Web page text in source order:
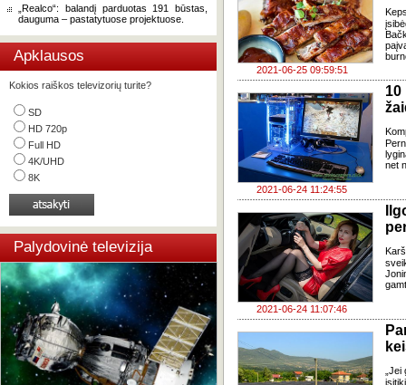
„Realco“: balandį parduotas 191 būstas,
dauguma – pastatytuose projektuose.
Apklausos
Kokios raiškos televizorių turite?
SD
HD 720p
Full HD
4K/UHD
8K
Palydovinė televizija
2021-06-25 09:59:51
2021-06-24 11:24:55
net
2021-06-24 11:07:46